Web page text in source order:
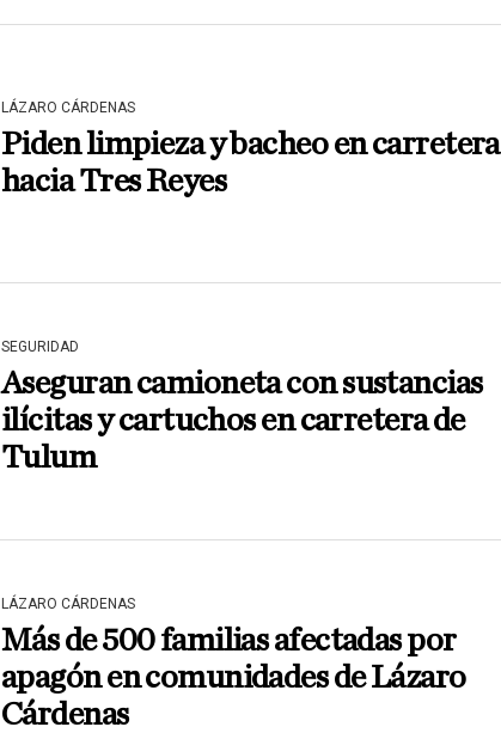
LÁZARO CÁRDENAS
Piden limpieza y bacheo en carretera
hacia Tres Reyes
SEGURIDAD
Aseguran camioneta con sustancias
ilícitas y cartuchos en carretera de
Tulum
LÁZARO CÁRDENAS
Más de 500 familias afectadas por
apagón en comunidades de Lázaro
Cárdenas